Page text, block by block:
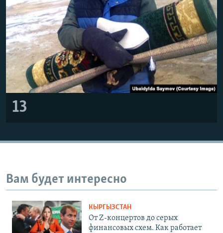
13
Вам будет интересно
КЫРГЫЗСТАН
От Z-концертов до серых
финансовых схем. Как работает